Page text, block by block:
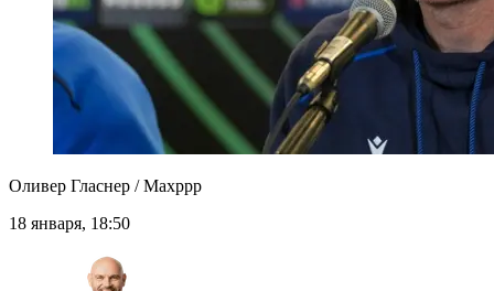
Оливер Гласнер / Maxppp
18 января, 18:50